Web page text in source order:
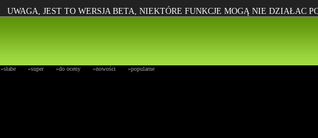
UWAGA, JEST TO WERSJA BETA, NIEKTÓRE FUNKCJE MOGĄ NIE DZIAŁAC
»słabe »super »do oceny »nowości »popularne